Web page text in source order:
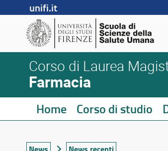
unifi.it
Corso di Laurea
Farmacia
Home Corso di studio